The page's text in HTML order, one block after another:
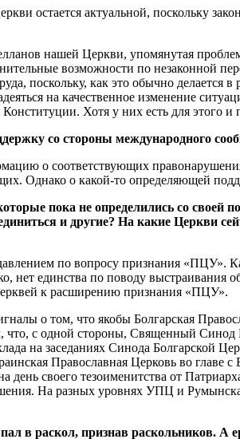
остается актуальной, поскольку
нашей Церкви, упомянутая
возможности по незаконной
поскольку, как это обычно делается в
на качественное изменение
Хотя у них есть для этого
со стороны международного
о соответствующих
Однако о какой-то определяющей
пока не определились со своей
и другие? На какие Церкви
по вопросу признания «ПЦУ».
нет единства по поводу выстраивания
к расширению признания «ПЦУ».
о том, что якобы Болгарская
что, с одной стороны, Священный
на заседаниях Синода Болгарской
Православная Церковь во
день своего тезоименитства от
На разных уровнях УПЦ и
в раскол, признав раскольников.